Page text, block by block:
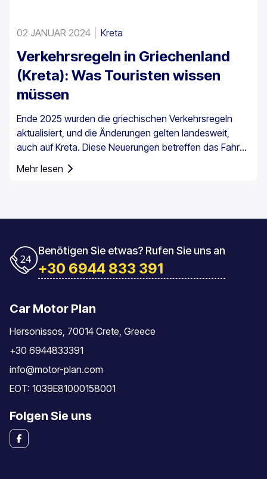
02 JANUAR 2024 Kreta
Verkehrsregeln in Griechenland
(Kreta): Was Touristen wissen
müssen
Ende 2025 wurden die griechischen Verkehrsregeln
aktualisiert, und die Änderungen gelten landesweit,
auch auf Kreta. Diese Neuerungen betreffen das Fahren
Geschwindigkeitsüberwachung und die Pflichten der
Mehr lesen
Benötigen Sie etwas? Rufen Sie uns an
+30 6944 833 391
Car Motor Plan
Hersonissos, 70014 Crete, Greece
+30 6944833391
info@motor-plan.com
EOT: 1039E81000158001
Folgen Sie uns